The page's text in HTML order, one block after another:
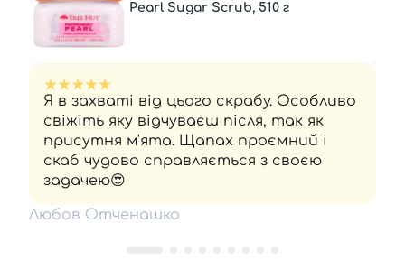
Pearl Sugar Scrub, 510 г
Я в захваті від цього скрабу. Особливо
свіжіть яку відчуваєш після, так як
присутня м'ята. Щапах проємний і
скаб чудово справляється з своєю
задачею😍
Любов Отченашко